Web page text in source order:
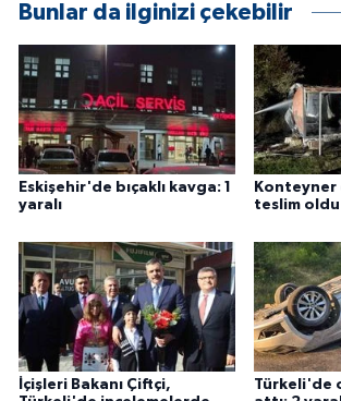
Bunlar da ilginizi çekebilir
Eskişehir'de bıçaklı kavga: 1
yaralı
Konteyner
teslim oldu
İçişleri Bakanı Çiftçi,
Türkeli'de
YEREL
Yerel Haberler